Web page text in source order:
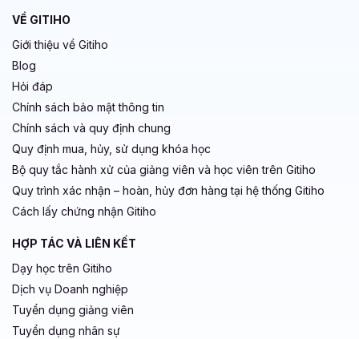
VỀ GITIHO
Giới thiệu về Gitiho
Blog
Hỏi đáp
Chính sách bảo mật thông tin
Chính sách và quy định chung
Quy định mua, hủy, sử dụng khóa học
Bộ quy tắc hành xử của giảng viên và học viên trên Gitiho
Quy trình xác nhận – hoàn, hủy đơn hàng tại hệ thống Gitiho
Cách lấy chứng nhận Gitiho
HỢP TÁC VÀ LIÊN KẾT
Dạy học trên Gitiho
Dịch vụ Doanh nghiệp
Tuyển dụng giảng viên
Tuyển dụng nhân sự